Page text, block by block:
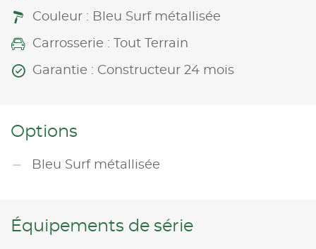
Couleur : Bleu Surf métallisée
Carrosserie : Tout Terrain
Garantie : Constructeur 24 mois
Options
Bleu Surf métallisée
Équipements de série